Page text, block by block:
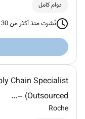
دوام كامل
نُشرت منذ أكثر من 30 يومًا
Chain Specialist
(Outsourced –...
Roche